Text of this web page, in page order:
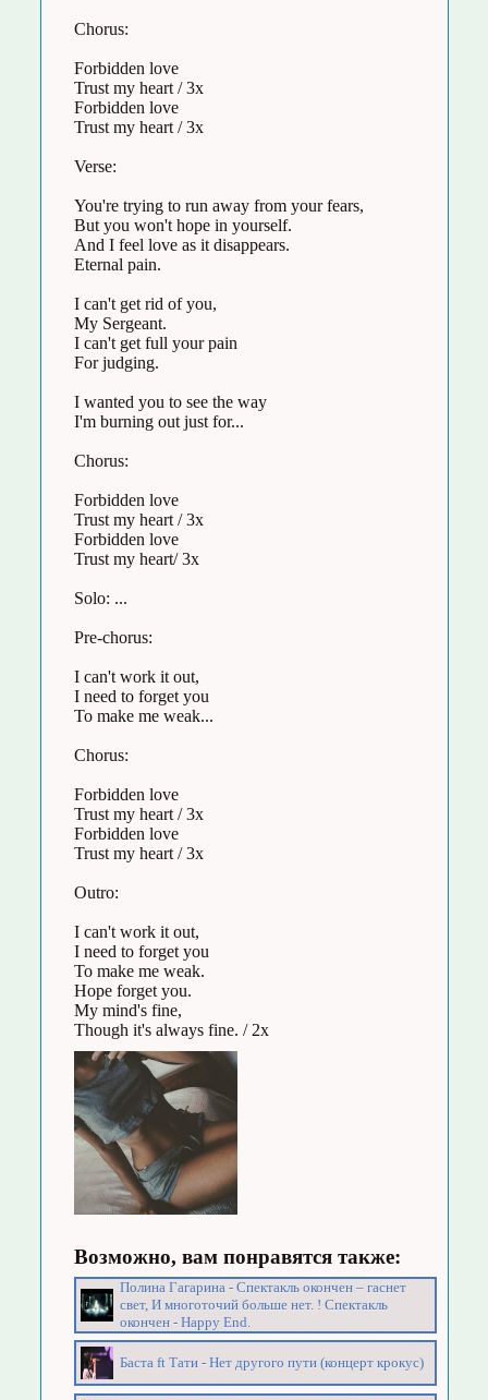
Chorus:
Forbidden love
Trust my heart / 3x
Forbidden love
Trust my heart / 3x
Verse:
You're trying to run away from your fears,
But you won't hope in yourself.
And I feel love as it disappears.
Eternal pain.
I can't get rid of you,
My Sergeant.
I can't get full your pain
For judging.
I wanted you to see the way
I'm burning out just for...
Chorus:
Forbidden love
Trust my heart / 3x
Forbidden love
Trust my heart/ 3x
Solo: ...
Pre-chorus:
I can't work it out,
I need to forget you
To make me weak...
Chorus:
Forbidden love
Trust my heart / 3x
Forbidden love
Trust my heart / 3x
Outro:
I can't work it out,
I need to forget you
To make me weak.
Hope forget you.
My mind's fine,
Though it's always fine. / 2x
Возможно, вам понравятся также:
Полина Гагарина - Спектакль окончен – гаснет
свет, И многоточий больше нет. ! Спектакль
окончен - Happy End.
Баста ft Тати - Нет другого пути (концерт крокус)